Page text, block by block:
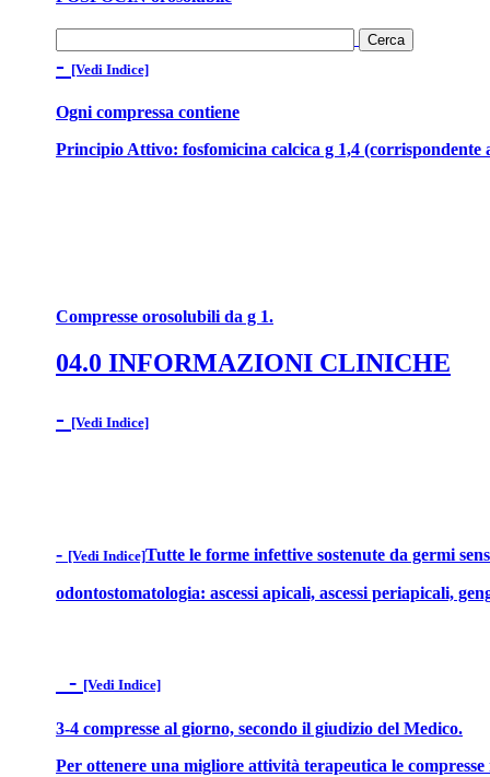
- [Vedi Indice]
Ogni compressa contiene
Principio Attivo: fosfomicina calcica g 1,4 (corrispondente
Compresse orosolubili da g 1.
04.0 INFORMAZIONI CLINICHE
- [Vedi Indice]
- [Vedi Indice]Tutte le forme infettive sostenute da germi
odontostomatologia: ascessi apicali, ascessi periapicali,
- [Vedi Indice]
3-4 compresse al giorno, secondo il giudizio del Medico.
Per ottenere una migliore attività terapeutica le